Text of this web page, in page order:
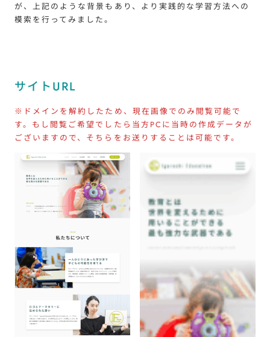
が、上記のような背景もあり、より実践的な学習方法への
模索を行ってみました。
サイトURL
※ドメインを解約したため、現在画像でのみ閲覧可能で
す。もし閲覧ご希望でしたら当方PCに当時の作成データが
ございますので、そちらをお送りすることは可能です。